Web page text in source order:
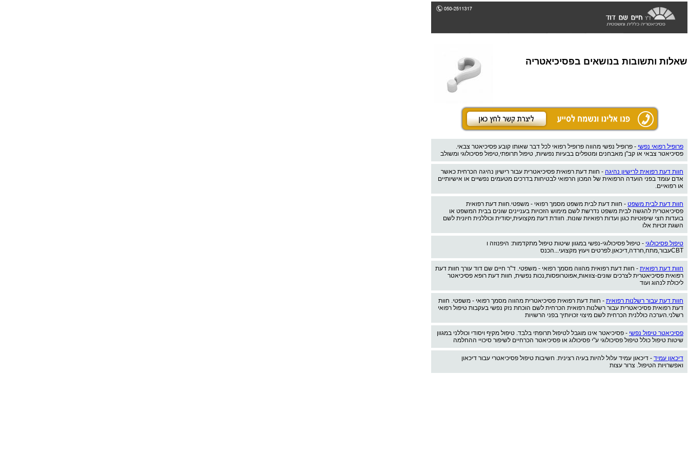
שאלות ותשובות בנושאים בפסיכיאטריה
פרופיל רפואי נפשי - פרופיל נפשי מהווה פרופיל רפואי לכל דבר שאותו קובע פסיכיאטר צבאי.
פסיכיאטר צבאי או קב"ן מאבחנים ומטפלים בבעיות נפשיות, טיפול תרופתי,טיפול פסיכולוגי ומשולב
חוות דעת רפואית לרישיון נהיגה - חוות דעת רפואית פסיכיאטרית עבור רישיון נהיגה הכרחית כאשר
אדם עומד בפני הועדה הרפואית של המכון הרפואי לבטיחות בדרכים מטעמים נפשיים או אישיותיים
או רפואיים.
חוות דעת לבית משפט - חוות דעת לבית משפט מסמך רפואי - משפטי.חוות דעת רפואית
פסיכיאטרית להגשה לבית משפט נדרשת לשם מימוש הזכויות בעניינים שונים בבית המשפט או
בועדות חצי שיפוטיות כגון ועדות רפואיות שונות. חוודת דעת מקצועית,יסודית וכוללנית חיונית לשם
השגת זכויות אלו
טיפול פסיכולוגי - טיפול פסיכולוגי-נפשי במגוון שיטות טיפול מתקדמות: היפנוזה ו
CBTעבור,מתח,חרדה,דיכאון.לפרטים ויעוץ מקצועי...הכנס
חוות דעת רפואית - חוות דעת רפואית מהווה מסמך רפואי - משפטי. ד"ר חיים שם דוד עורך חוות דעת
רפואית פסיכיאטרית לצרכים שונים-צוואות,אפוטרופסות,נכות נפשית, חוות דעת רופא פסיכיאטר
ליכולת לנהוג ועוד
חוות דעת עבור רשלנות רפואית - חוות דעת רפואית פסיכיאטרית מהווה מסמך רפואי - משפטי. חוות
דעת רפואית פסיכיאטרית עבור רשלנות רפואית הכרחית לשם הוכחת נזק נפשי בעקבות טיפול רפואי
רשלני.הערכה כוללנית הכרחית לשם מיצוי זכויותיך בפני הרשויות
פסיכיאטר טיפול נפשי - פסיכיאטר אינו מוגבל לטיפול תרופתי בלבד. טיפול מקיף ויסודי וכוללני במגוון
שיטות טיפול כולל טיפול פסיכולוגי ע"י פסיכולוג או פסיכיאטר הכרחיים לשיפור סיכויי ההחלמה
דיכאון עמיד - דיכאון עמיד עלול להיות בעיה רצינית. חשיבות טיפול פסיכיאטרי עבור דיכאון
ואפשרויות הטיפול. צרור עצות